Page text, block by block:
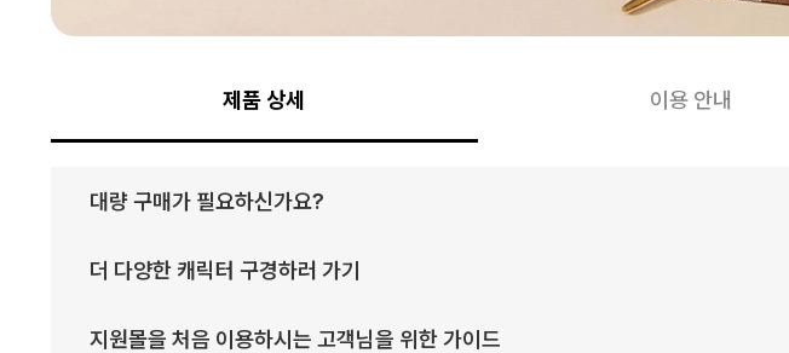
제품 상세 이용 안내
대량 구매가 필요하신가요?
더 다양한 캐릭터 구경하러 가기
지원몰을 처음 이용하시는 고객님을 위한 가이드